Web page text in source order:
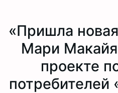
«Пришла
Мари
проекте